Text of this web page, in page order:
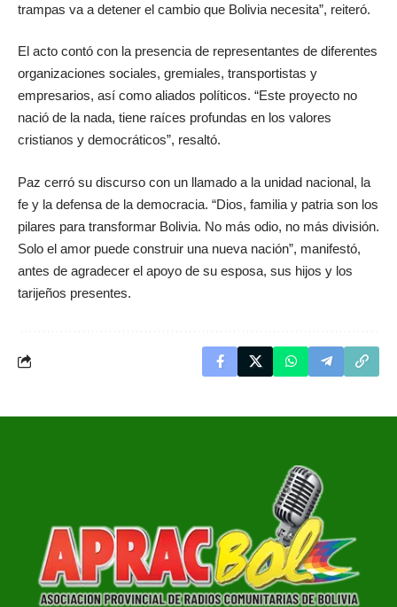
trampas va a detener el cambio que Bolivia necesita”, reiteró.
El acto contó con la presencia de representantes de diferentes
organizaciones sociales, gremiales, transportistas y
empresarios, así como aliados políticos. “Este proyecto no
nació de la nada, tiene raíces profundas en los valores
cristianos y democráticos”, resaltó.
Paz cerró su discurso con un llamado a la unidad nacional, la
fe y la defensa de la democracia. “Dios, familia y patria son los
pilares para transformar Bolivia. No más odio, no más división.
Solo el amor puede construir una nueva nación”, manifestó,
antes de agradecer el apoyo de su esposa, sus hijos y los
tarijeños presentes.